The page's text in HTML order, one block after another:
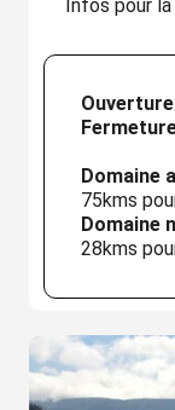
Infos pour
Ouverture
Domaine
75kms
Domaine
28kms